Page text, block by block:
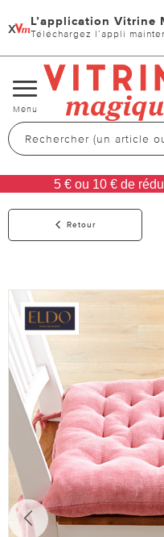
x L’application Vitrine
Téléchargez l’appli
Changer
de
navigation
Menu
5 € ou 10 € de
Retour